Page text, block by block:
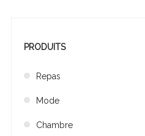
PRODUITS
Repas
Mode
Chambre